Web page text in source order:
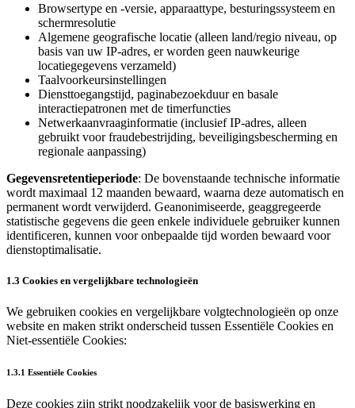
Browsertype en -versie, apparaattype, besturingssysteem en
schermresolutie
Algemene geografische locatie (alleen land/regio niveau, op
basis van uw IP‑adres, er worden geen nauwkeurige
locatiegegevens verzameld)
Taalvoorkeursinstellingen
Diensttoegangstijd, paginabezoekduur en basale
interactiepatronen met de timerfuncties
Netwerkaanvraaginformatie (inclusief IP‑adres, alleen
gebruikt voor fraudebestrijding, beveiligingsbescherming en
regionale aanpassing)
Gegevensretentieperiode: De bovenstaande technische informatie
wordt maximaal 12 maanden bewaard, waarna deze automatisch en
permanent wordt verwijderd. Geanonimiseerde, geaggregeerde
statistische gegevens die geen enkele individuele gebruiker kunnen
identificeren, kunnen voor onbepaalde tijd worden bewaard voor
dienstoptimalisatie.
1.3 Cookies en vergelijkbare technologieën
We gebruiken cookies en vergelijkbare volgtechnologieën op onze
website en maken strikt onderscheid tussen Essentiële Cookies en
Niet‑essentiële Cookies:
1.3.1 Essentiële Cookies
Deze cookies zijn strikt noodzakelijk voor de basiswerking en